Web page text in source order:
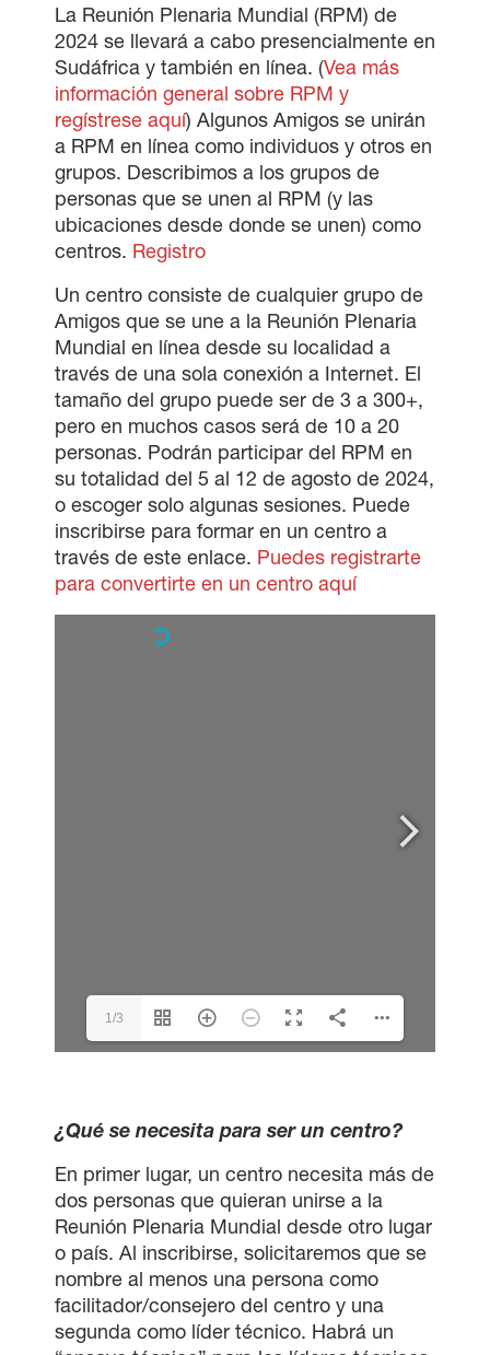
La Reunión Plenaria Mundial (RPM) de
2024 se llevará a cabo presencialmente en
Sudáfrica y también en línea. (Vea más
información general sobre RPM y
regístrese aquí) Algunos Amigos se unirán
a RPM en línea como individuos y otros en
grupos. Describimos a los grupos de
personas que se unen al RPM (y las
ubicaciones desde donde se unen) como
centros. Registro
Un centro consiste de cualquier grupo de
Amigos que se une a la Reunión Plenaria
Mundial en línea desde su localidad a
través de una sola conexión a Internet. El
tamaño del grupo puede ser de 3 a 300+,
pero en muchos casos será de 10 a 20
personas. Podrán participar del RPM en
su totalidad del 5 al 12 de agosto de 2024,
o escoger solo algunas sesiones. Puede
inscribirse para formar en un centro a
través de este enlace. Puedes registrarte
para convertirte en un centro aquí
1/3
¿Qué se necesita para ser un centro?
En primer lugar, un centro necesita más de
dos personas que quieran unirse a la
Reunión Plenaria Mundial desde otro lugar
o país. Al inscribirse, solicitaremos que se
nombre al menos una persona como
facilitador/consejero del centro y una
segunda como líder técnico. Habrá un